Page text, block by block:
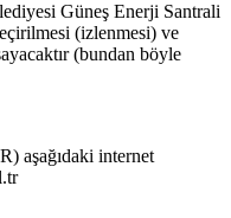
Güneş Enerji Santrali
(izlenmesi) ve
(bundan böyle
aşağıdaki internet